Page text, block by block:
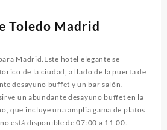
Toledo Madrid
Madrid.Este hotel elegante se
de la ciudad, al lado de la puerta de
desayuno buffet y un bar salón.
un abundante desayuno buffet en la
que incluye una amplia gama de platos
está disponible de 07:00 a 11:00.